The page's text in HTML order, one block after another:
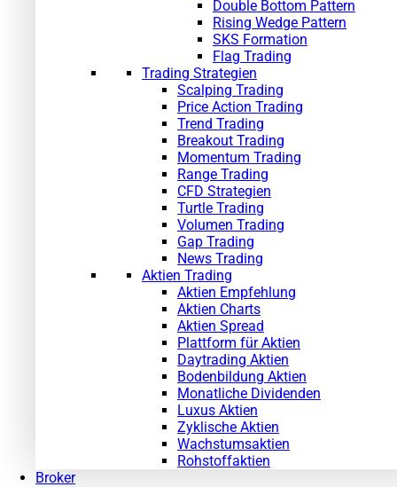
Double Bottom Pattern
Rising Wedge Pattern
SKS Formation
Flag Trading
Trading Strategien
Scalping Trading
Price Action Trading
Trend Trading
Breakout Trading
Momentum Trading
Range Trading
CFD Strategien
Turtle Trading
Volumen Trading
Gap Trading
News Trading
Aktien Trading
Aktien Empfehlung
Aktien Charts
Aktien Spread
Plattform für Aktien
Daytrading Aktien
Bodenbildung Aktien
Monatliche Dividenden
Luxus Aktien
Zyklische Aktien
Wachstumsaktien
Rohstoffaktien
Broker